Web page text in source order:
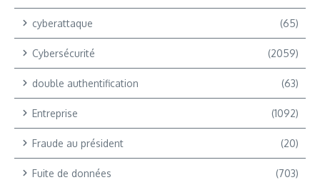
cyberattaque (65)
Cybersécurité (2059)
double authentification (63)
Entreprise (1092)
Fraude au président (20)
Fuite de données (703)